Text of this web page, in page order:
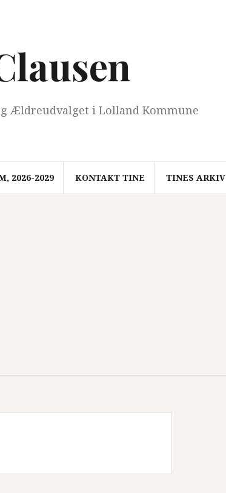
Ældreudvalget i Lolland Kommune
2026-2029 KONTAKT TINE TINES ARKIV